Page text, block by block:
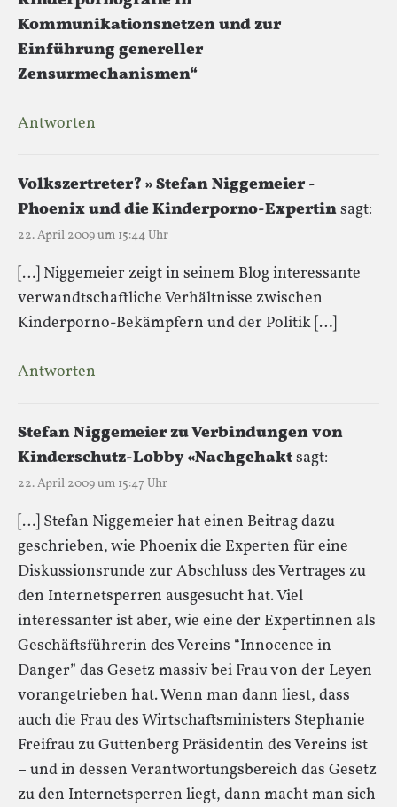
Kommunikationsnetzen und zur
Einführung genereller
Zensurmechanismen“
Antworten
Volkszertreter? » Stefan Niggemeier -
Phoenix und die Kinderporno-Expertinsagt:
22. April 2009 um 15:44 Uhr
[…] Niggemeier zeigt in seinem Blog interessante
verwandtschaftliche Verhältnisse zwischen
Kinderporno-Bekämpfern und der Politik […]
Antworten
Stefan Niggemeier zu Verbindungen von
Kinderschutz-Lobby «Nachgehaktsagt:
22. April 2009 um 15:47 Uhr
[…] Stefan Niggemeier hat einen Beitrag dazu
geschrieben, wie Phoenix die Experten für eine
Diskussionsrunde zur Abschluss des Vertrages zu
den Internetsperren ausgesucht hat. Viel
interessanter ist aber, wie eine der Expertinnen als
Geschäftsführerin des Vereins “Innocence in
Danger” das Gesetz massiv bei Frau von der Leyen
vorangetrieben hat. Wenn man dann liest, dass
auch die Frau des Wirtschaftsministers Stephanie
Freifrau zu Guttenberg Präsidentin des Vereins ist
– und in dessen Verantwortungsbereich das Gesetz
zu den Internetsperren liegt, dann macht man sich